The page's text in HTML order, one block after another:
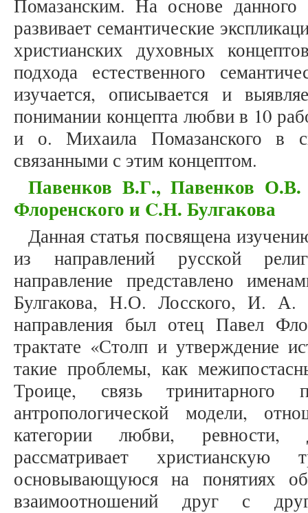
Помазанским. На основе данного
развивает семантические
христианских духовных
подхода естественного
изучается, описывается и
понимании концепта любви в 10
и о. Михаила Помазанского в
связанными с этим концептом.
Павенков В.Г., Павенков
Флоренского и C.Н. Булгакова
Данная статья посвящена
из направлений русской
направление представлено
Булгакова, Н.О. Лосского, И. А.
направления был отец Павел
трактате «Столп и утверждение
такие проблемы, как
Троице, связь тринитарного
антропологической модели,
категории любви,
рассматривает
основывающуюся на понятиях
взаимоотношений друг с